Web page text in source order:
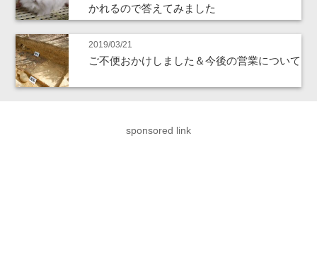
かれるので答えてみました
2019/03/21
ご不便おかけしました＆今後の営業について
sponsored link